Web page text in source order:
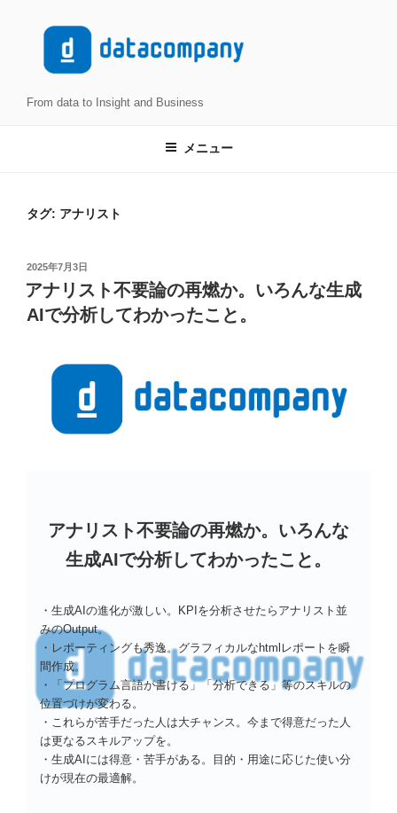
From data to Insight and Business
メニュー
タグ: アナリスト
投
稿
日:
2025年7月3日
アナリスト不要論の再燃か。いろんな生成
AIで分析してわかったこと。
アナリスト不要論の再燃か。いろんな
生成AIで分析してわかったこと。
・生成AIの進化が激しい。KPIを分析させたらアナリスト並
みのOutput。
・レポーティングも秀逸。グラフィカルなhtmlレポートを瞬
間作成。
・「プログラム言語が書ける」「分析できる」等のスキルの
位置づけが変わる。
・これらが苦手だった人は大チャンス。今まで得意だった人
は更なるスキルアップを。
・生成AIには得意・苦手がある。目的・用途に応じた使い分
けが現在の最適解。